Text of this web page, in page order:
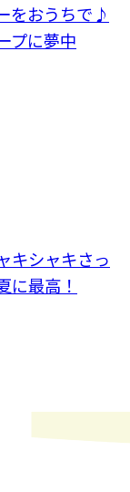
をおうちで♪
プに夢中
キシャキさっ
に最高！